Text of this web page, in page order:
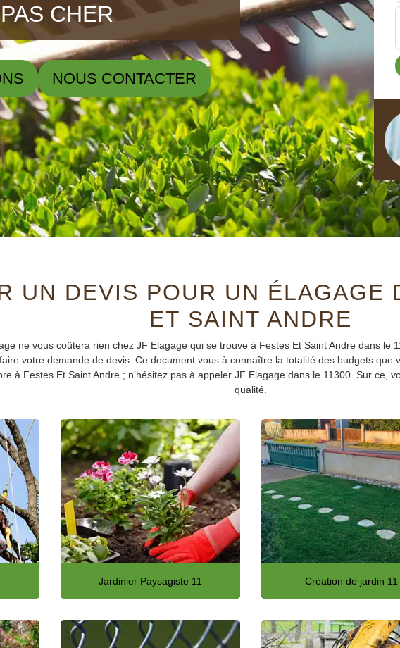
CHER
NOUS CONTACTER
UN DEVIS POUR UN ÉLAGAGE
ET SAINT ANDRE
ne vous coûtera rien chez JF Elagage qui se trouve à Festes Et Saint Andre dans le
votre demande de devis. Ce document vous à connaître la totalité des budgets que
à Festes Et Saint Andre ; n’hésitez pas à appeler JF Elagage dans le 11300. Sur ce,
qualité.
Jardinier Paysagiste 11 Création de jardin 11